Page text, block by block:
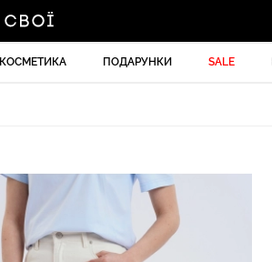
КОСМЕТИКА ПОДАРУНКИ SALE